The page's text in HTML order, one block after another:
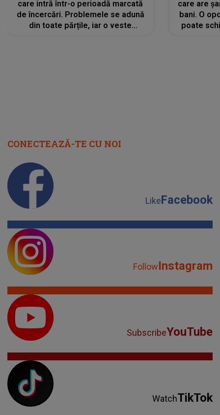
care intră într-o perioadă marcată
de încercări. Problemele se adună
din toate părțile, iar o veste
care are
bani. O
poate
CONECTEAZĂ-TE CU NOI
LikeFacebook
FollowInstagram
SubscribeYouTube
WatchTikTok